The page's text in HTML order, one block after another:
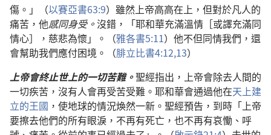
傷。」（以賽亞書63:9）雖然上帝高高在上，但對於凡人的
痛苦，他感同身受。沒錯，「耶和華充滿溫情［或譯充滿同
情心］，慈悲為懷」。（雅各書5:11）他不但同情我們，還
會幫助我們應付困境。（腓立比書4:12,13）
上帝會終止世上的一切苦難。聖經指出，上帝會除去人間的
一切疾苦，沒有人會再受苦受難。耶和華會通過他在天上建
立的王國 ，使地球的情況煥然一新。聖經預告，到時「上帝
要擦去他們的所有眼淚，不再有死亡，也不再有哀慟、呼